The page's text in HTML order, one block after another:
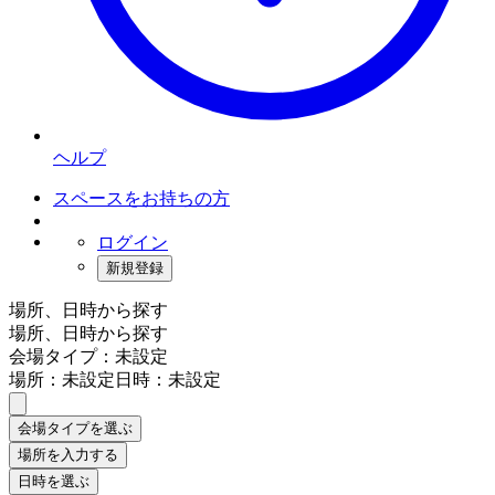
ヘルプ
スペースをお持ちの方
ログイン
新規登録
場所、日時から探す
場所、日時から探す
会場タイプ：未設定
場所：未設定日時：未設定
会場タイプを選ぶ
場所を入力する
日時を選ぶ